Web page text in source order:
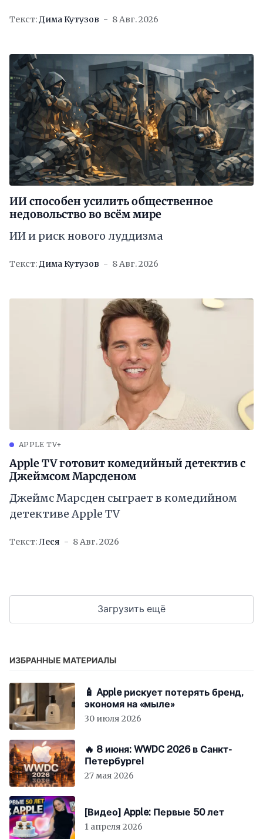
Текст:Дима Кутузов 8 Авг. 2026
ИИ способен усилить общественное
недовольство во всём мире
ИИ и риск нового луддизма
Текст:Дима Кутузов 8 Авг. 2026
APPLE TV+
Apple TV готовит комедийный детектив с
Джеймсом Марсденом
Джеймс Марсден сыграет в комедийном
детективе Apple TV
Текст:Леся 8 Авг. 2026
Загрузить ещё
ИЗБРАННЫЕ МАТЕРИАЛЫ
🧴 Apple рискует потерять бренд,
экономя на «мыле»
30 июля 2026
🔥 8 июня: WWDC 2026 в Санкт-
Петербурге!
27 мая 2026
[Видео] Apple: Первые 50 лет
1 апреля 2026